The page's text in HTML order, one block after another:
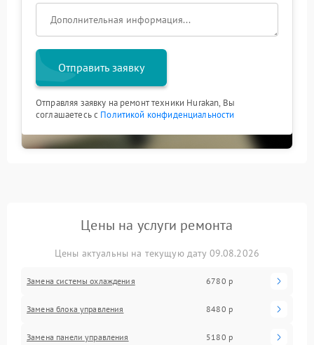
Отправить заявку
Отправляя заявку на ремонт техники Hurakan, Вы
соглашаетесь с Политикой конфиденциальности
Цены на услуги ремонта
Цены актуальны на текущую дату 09.08.2026
Замена системы охлаждения 6780 р
Замена блока управления 8480 р
Замена панели управления 5180 р